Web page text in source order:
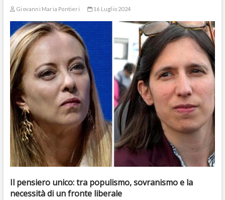
Giovanni Maria Pontieri 16 Luglio 2024
Il pensiero unico: tra populismo, sovranismo e la
necessità di un fronte liberale